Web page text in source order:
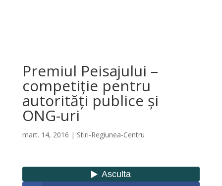
Premiul Peisajului –
competiție pentru
autorități publice și
ONG-uri
mart. 14, 2016 | Stiri-Regiunea-Centru